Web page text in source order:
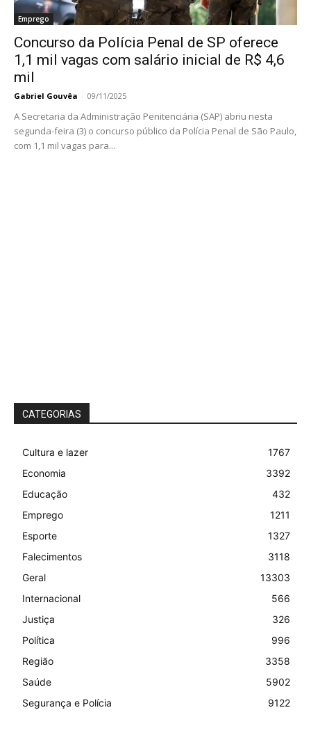
Emprego
Concurso da Polícia Penal de SP oferece
1,1 mil vagas com salário inicial de R$ 4,6
mil
Gabriel Gouvêa - 09/11/2025
A Secretaria da Administração Penitenciária (SAP) abriu nesta
segunda-feira (3) o concurso público da Polícia Penal de São Paulo,
com 1,1 mil vagas para...
CATEGORIAS
Cultura e lazer
1767
Economia
3392
Educação
432
Emprego
1211
Esporte
1327
Falecimentos
3118
Geral
13303
Internacional
566
Justiça
326
Política
996
Região
3358
Saúde
5902
Segurança e Polícia
9122